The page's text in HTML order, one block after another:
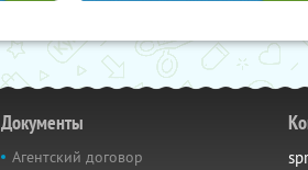
Документы
Агентский договор